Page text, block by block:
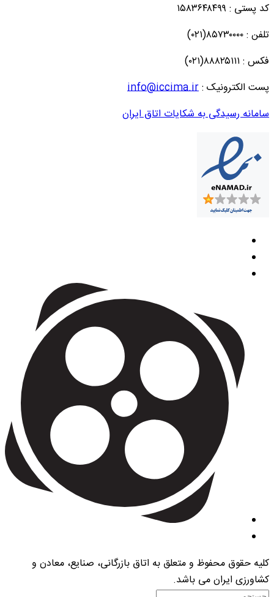
کد پستی : ۱۵۸۳۶۴۸۴۹۹
تلفن : ۸۵۷۳۰۰۰۰(۰۲۱)
فکس : ۸۸۸۲۵۱۱۱(۰۲۱)
پست الکترونیک :info@iccima.ir
سامانه رسیدگی به شکایات اتاق ایران
کلیه حقوق محفوظ و متعلق به اتاق بازرگانی، صنایع، معادن و
کشاورزی ایران می باشد.